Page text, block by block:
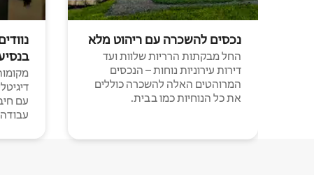
נכסים להשכרה עם ריהוט מלא
החל מבקתות הרריות שלוות ועד
דירות עירוניות נוחות – הנכסים
המרוהטים האלה להשכרה כוללים
את כל הנוחיות כמו בבית.
עבודה